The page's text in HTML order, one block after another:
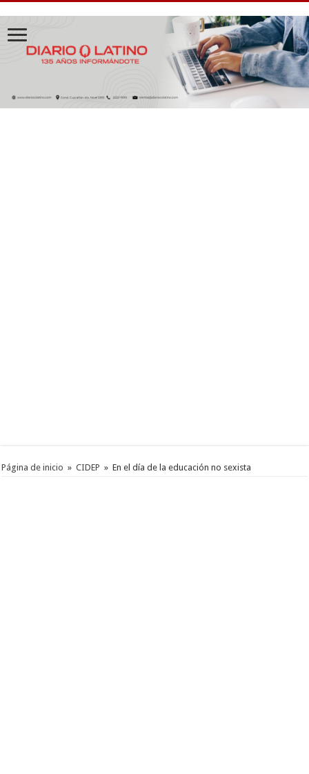
Página de inicio » CIDEP » En el día de la educación no sexista